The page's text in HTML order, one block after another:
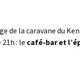
de la caravane du
: le café-bar et